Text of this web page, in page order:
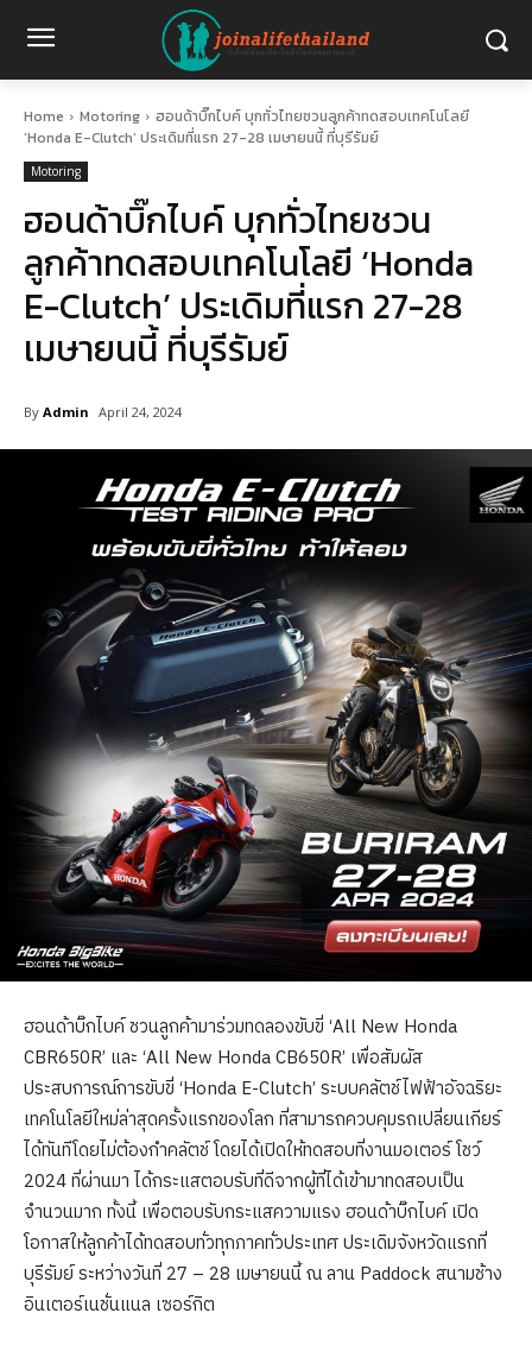
Home Motoring
ฮอนด้าบิ๊กไบค์ บุกทั่วไทยชวนลูกค้าทดสอบเทคโนโลยี
‘Honda E-Clutch’ ประเดิมที่แรก 27-28 เมษายนนี้ ที่บุรีรัมย์
Motoring
ฮอนด้าบิ๊กไบค์ บุกทั่วไทยชวน
ลูกค้าทดสอบเทคโนโลยี ‘Honda
E-Clutch’ ประเดิมที่แรก 27-28
เมษายนนี้ ที่บุรีรัมย์
By Admin April 24, 2024
ฮอนด้าบิ๊กไบค์ ชวนลูกค้ามาร่วมทดลองขับขี่ ‘All New Honda
CBR650R’ และ ‘All New Honda CB650R’ เพื่อสัมผัส
ประสบการณ์การขับขี่ ‘Honda E-Clutch’ ระบบคลัตช์ไฟฟ้าอัจฉริยะ
เทคโนโลยีใหม่ล่าสุดครั้งแรกของโลก ที่สามารถควบคุมรถเปลี่ยนเกียร์
ได้ทันทีโดยไม่ต้องกำคลัตช์ โดยได้เปิดให้ทดสอบที่งานมอเตอร์ โชว์
2024 ที่ผ่านมา ได้กระแสตอบรับที่ดีจากผู้ที่ได้เข้ามาทดสอบเป็น
จำนวนมาก ทั้งนี้ เพื่อตอบรับกระแสความแรง ฮอนด้าบิ๊กไบค์ เปิด
โอกาสให้ลูกค้าได้ทดสอบทั่วทุกภาคทั่วประเทศ ประเดิมจังหวัดแรกที่
บุรีรัมย์ ระหว่างวันที่ 27 – 28 เมษายนนี้ ณ ลาน Paddock สนามช้าง
อินเตอร์เนชั่นแนล เซอร์กิต